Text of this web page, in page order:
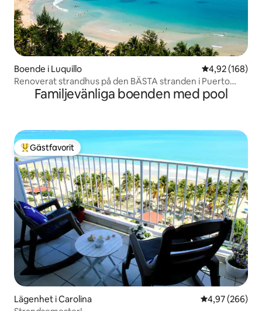
Boende i Luquillo 4,92 av 5 i
4,92 (168)
Renoverat strandhus på den BÄSTA stranden i Puerto
Familjevänliga boenden med pool
Populär gästfavorit
Gästfavorit
Lägenhet i Carolina 4,97 av 5 i
4,97 (266)